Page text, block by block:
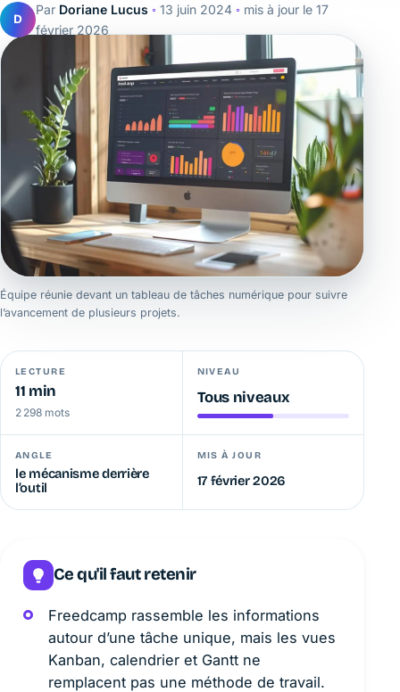
D
Par Doriane Lucus ◦ 13 juin 2024 ◦ mis à jour le 17
février 2026
Équipe réunie devant un tableau de tâches numérique pour suivre
l’avancement de plusieurs projets.
LECTURE
11 min
2 298 mots
NIVEAU
Tous niveaux
ANGLE
le mécanisme derrière
l’outil
MIS À JOUR
17 février 2026
Ce qu'il faut retenir
Freedcamp rassemble les informations
autour d’une tâche unique, mais les vues
Kanban, calendrier et Gantt ne
remplacent pas une méthode de travail.